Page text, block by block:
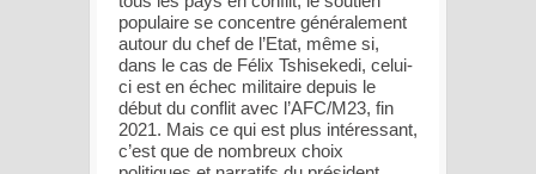
populaire se concentre généralement
autour du chef de l’Etat, même si,
dans le cas de Félix Tshisekedi, celui-
ci est en échec militaire depuis le
début du conflit avec l’AFC/M23, fin
2021. Mais ce qui est plus intéressant,
c’est que de nombreux choix